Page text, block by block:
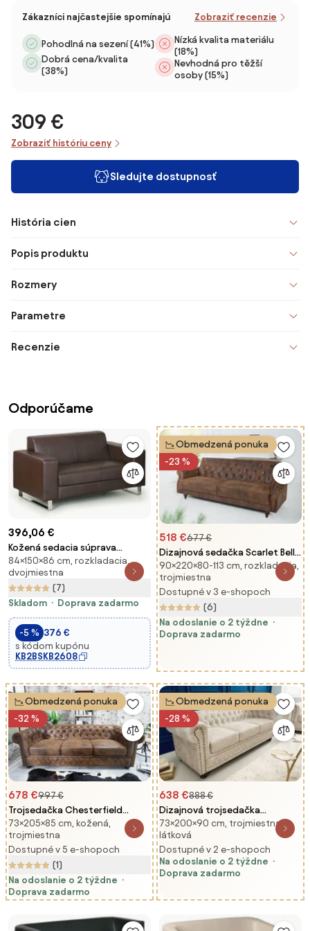
Zákazníci najčastejšie spomínajú Zobraziť recenzie
Pohodlná na sezení (41%)
Dobrá cena/kvalita
(38%)
Nízká kvalita materiálu
(18%)
Nevhodná pro těžší
osoby (15%)
309 €
Zobraziť históriu ceny
Sledujte dostupnosť
História cien
Popis produktu
Rozmery
Parametre
Recenzie
Odporúčame
396,06 €
Kožená sedacia súprava
PRIMATOR, dvojmiestna, hnedá
84×150×86 cm, rozkladacia,
dvojmiestna
(7)
Skladom
Doprava zadarmo
-5 % 376 €
s kódom kupónu
KB2BSKB2608
Obmedzená ponuka
-23 %
518 €677 €
Dizajnová sedačka Scarlet Belle
II - 220 cm rozkladacia - antická
hnedá
90×220×80-113 cm, rozkladacia,
trojmiestna
Dostupné v 3 e-shopoch
(6)
Na odoslanie o 2 týždne
Doprava zadarmo
Obmedzená ponuka
-32 %
678 €997 €
Trojsedačka Chesterfield
Vintage hnedá
73×205×85 cm, kožená,
trojmiestna
Dostupné v 5 e-shopoch
(1)
Na odoslanie o 2 týždne
Doprava zadarmo
Obmedzená ponuka
-28 %
638 €888 €
Dizajnová trojsedačka
Chesterfield 200 cm
šampanský zamat
73×200×90 cm, trojmiestna,
látková
Dostupné v 2 e-shopoch
Na odoslanie o 2 týždne
Doprava zadarmo